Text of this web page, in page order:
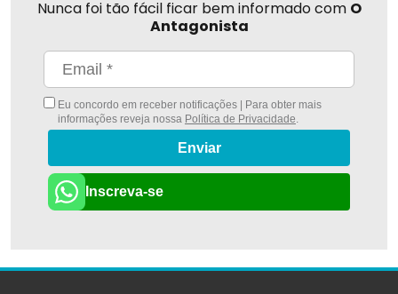
Nunca foi tão fácil ficar bem informado com O
Antagonista
Eu concordo em receber notificações | Para obter mais
informações reveja nossa Política de Privacidade.
Enviar
Inscreva-se